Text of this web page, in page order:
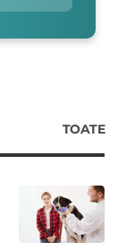
TOATE